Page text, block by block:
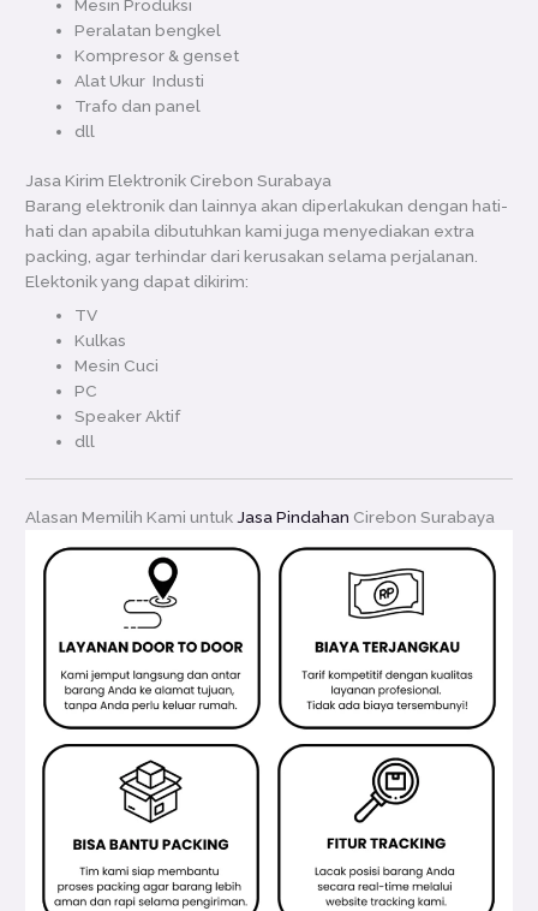
Mesin Produksi
Peralatan bengkel
Kompresor & genset
Alat Ukur Industi
Trafo dan panel
dll
Jasa Kirim Elektronik Cirebon Surabaya
Barang elektronik dan lainnya akan diperlakukan dengan hati-
hati dan apabila dibutuhkan kami juga menyediakan extra
packing, agar terhindar dari kerusakan selama perjalanan.
Elektonik yang dapat dikirim:
TV
Kulkas
Mesin Cuci
PC
Speaker Aktif
dll
Alasan Memilih Kami untuk Jasa Pindahan Cirebon Surabaya